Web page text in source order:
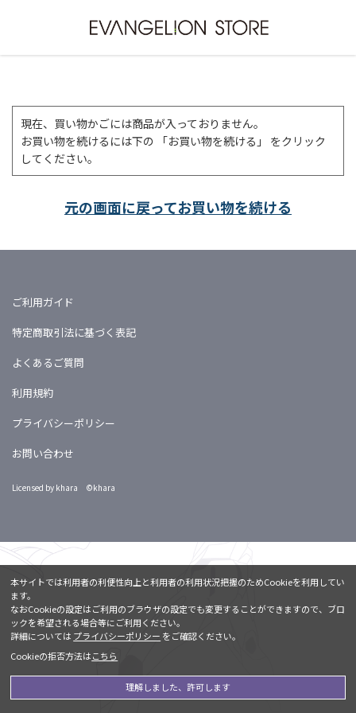
現在、買い物かごには商品が入っておりません。
お買い物を続けるには下の 「お買い物を続ける」 をクリック
してください。
元の画面に戻ってお買い物を続ける
ご利用ガイド
特定商取引法に基づく表記
よくあるご質問
利用規約
プライバシーポリシー
お問い合わせ
Licensed by khara ©khara
本サイトでは利用者の利便性向上と利用者の利用状況把握のためCookieを利用してい
ます。
なおCookieの設定はご利用のブラウザの設定でも変更することができますので、ブロ
ックを希望される場合等にご利用ください。
詳細については プライバシーポリシー をご確認ください。
Cookieの拒否方法はこちら
理解しました、許可します